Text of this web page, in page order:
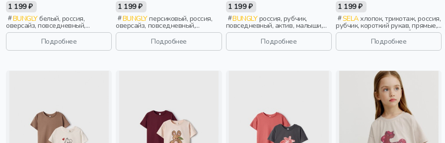
1 199 ₽
BUNGLYбелый, россия,
оверсайз, повседневный,
девочки, школьники, подростки,
Подробнее
1 199 ₽
BUNGLYперсиковый, россия,
оверсайз, повседневный,
девочки, малыши, дошкольники,
Подробнее
1 199 ₽
BUNGLYроссия, рубчик,
повседневный, актив, малыши,
дети
Подробнее
1 199 ₽
SELAхлопок, трикотаж, россия,
рубчик, короткий рукав, прямые,
короткие, однотон, свободные,
принт, вырез, круглый вырез,
повседневный, мальчики, дети
Подробнее